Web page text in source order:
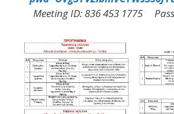
Meeting ID: 836 453 1775